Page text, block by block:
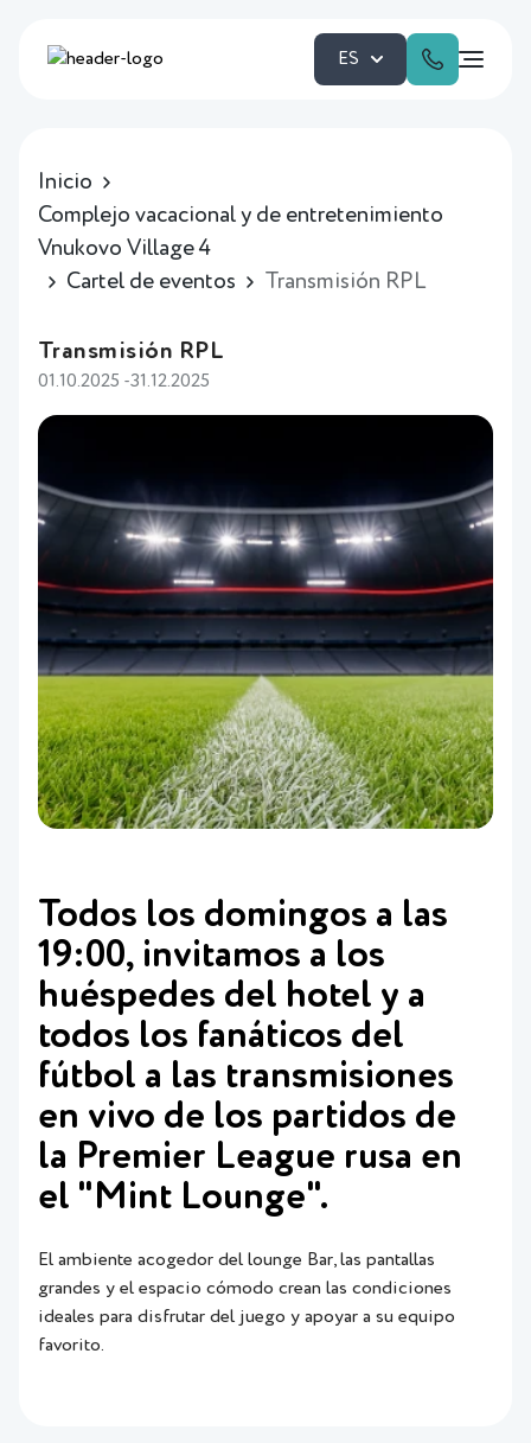
ES
Inicio
Complejo vacacional y de entretenimiento
Vnukovo Village 4
Cartel de eventos
Transmisión RPL
Transmisión RPL
01.10.2025 -31.12.2025
Todos los domingos a las
19:00, invitamos a los
huéspedes del hotel y a
todos los fanáticos del
fútbol a las transmisiones
en vivo de los partidos de
la Premier League rusa en
el "Mint Lounge".
El ambiente acogedor del lounge Bar, las pantallas
grandes y el espacio cómodo crean las condiciones
ideales para disfrutar del juego y apoyar a su equipo
favorito.